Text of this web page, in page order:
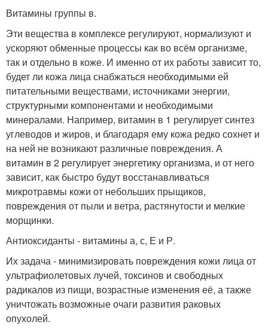
Витамины группы в.
Эти вещества в комплексе регулируют, нормализуют и
ускоряют обменные процессы как во всём организме,
так и отдельно в коже. И именно от их работы зависит то,
будет ли кожа лица снабжаться необходимыми ей
питательными веществами, источниками энергии,
структурными компонентами и необходимыми
минералами. Например, витамин в 1 регулирует синтез
углеводов и жиров, и благодаря ему кожа редко сохнет и
на ней не возникают различные повреждения. А
витамин в 2 регулирует энергетику организма, и от него
зависит, как быстро будут восстанавливаться
микротравмы кожи от небольших прыщиков,
повреждения от пыли и ветра, растянутости и мелкие
морщинки.
Антиоксиданты - витамины а, с, Е и Р.
Их задача - минимизировать повреждения кожи лица от
ультрафиолетовых лучей, токсинов и свободных
радикалов из пищи, возрастные изменения её, а также
уничтожать возможные очаги развития раковых
опухолей.